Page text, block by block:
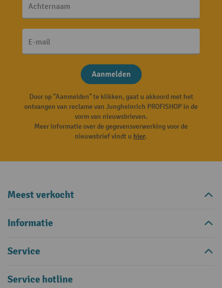
Achternaam
E-mail
Aanmelden
Door op "Aanmelden" te klikken, gaat u akkoord met het
ontvangen van reclame van Jungheinrich PROFISHOP in de
vorm van nieuwsbrieven.
Meer informatie over de gegevensverwerking voor de
nieuwsbrief vindt u hier.
Meest verkocht
Informatie
Service
Service hotline